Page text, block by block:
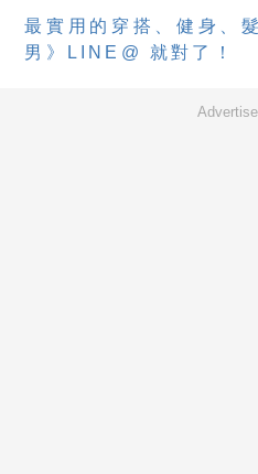
最實用的穿搭、健身、
男》LINE@ 就對了！